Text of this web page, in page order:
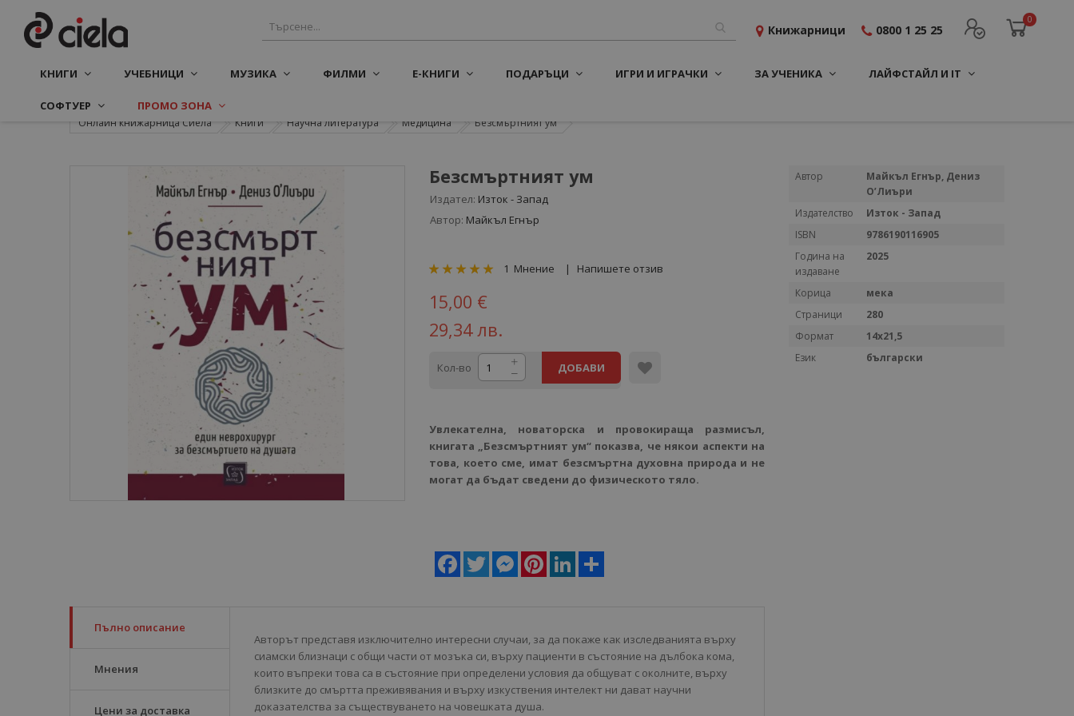
0
Книжарници 0800 1 25 25
КНИГИ УЧЕБНИЦИ МУЗИКА ФИЛМИ Е-КНИГИ ПОДАРЪЦИ ИГРИ И ИГРАЧКИ ЗА УЧЕНИКА ЛАЙФСТАЙЛ И IT
СОФТУЕР ПРОМО ЗОНА
Онлайн книжарница Сиела Книги Научна литература Медицина Безсмъртният ум
Безсмъртният ум
Издател: Изток - Запад
Автор: Майкъл Егнър
рейтинг:
1 Мнение Напишете отзив
15,00 €
29,34 лв.
Кол-во ДОБАВИ
Увлекателна, новаторска и провокираща размисъл,
книгата „Безсмъртният ум“ показва, че някои аспекти на
това, което сме, имат безсмъртна духовна природа и не
могат да бъдат сведени до физическото тяло.
Facebook
Twitter MessengerPinterestLinkedIn
Пълно описание
Мнения
Цени за доставка
Авторът представя изключително интересни случаи, за да покаже как изследванията върху
сиамски близнаци с общи части от мозъка си, върху пациенти в състояние на дълбока кома,
които въпреки това са в състояние при определени условия да общуват с околните, върху
близките до смъртта преживявания и върху изкуствения интелект ни дават научни
доказателства за съществуването на човешката душа.
Повече
Автор
Майкъл Егнър, Дениз
О’Лиъри
Издателство
Изток - Запад
ISBN
9786190116905
Година на
издаване
2025
Корица
мека
Страници
280
Формат
14х21,5
Език
български